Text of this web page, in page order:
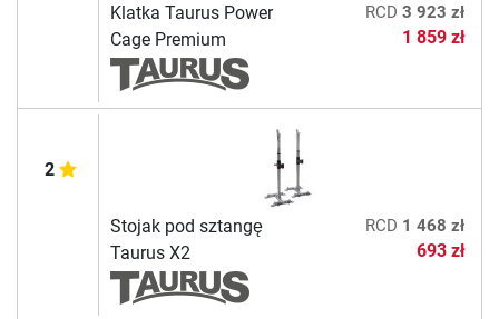
Klatka Taurus Power
Cage Premium
RCD 3 923 zł
1 859 zł
2
Stojak pod sztangę
Taurus X2
RCD 1 468 zł
693 zł